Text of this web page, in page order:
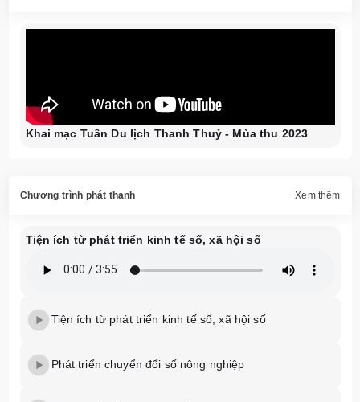
Khai mạc Tuần Du lịch Thanh Thuỷ - Mùa thu 2023
Chương trình phát thanh Xem thêm
Tiện ích từ phát triển kinh tế số, xã hội số
Tiện ích từ phát triển kinh tế số, xã hội số
Phát triển chuyển đổi số nông nghiệp